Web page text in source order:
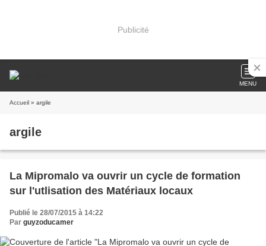
Publicité
MENU
Accueil » argile
argile
La Mipromalo va ouvrir un cycle de formation
sur l'utlisation des Matériaux locaux
Publié le 28/07/2015 à 14:22
Par guyzoducamer